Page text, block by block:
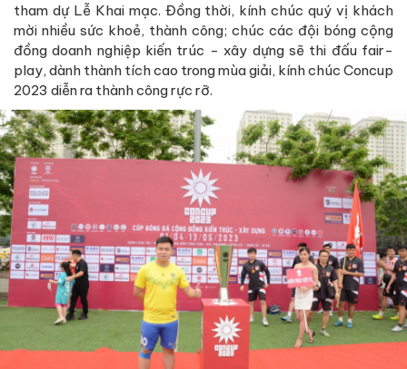
tham dự Lễ Khai mạc. Đồng thời, kính chúc quý vị khách
mời nhiều sức khoẻ, thành công; chúc các đội bóng cộng
đồng doanh nghiệp kiến trúc - xây dựng sẽ thi đấu fair-
play, dành thành tích cao trong mùa giải, kính chúc Concup
2023 diễn ra thành công rực rỡ.